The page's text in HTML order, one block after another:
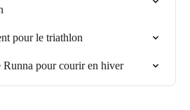
pour le triathlon
Runna pour courir en hiver